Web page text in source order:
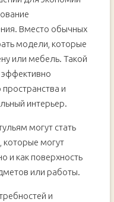
Вместо обычных
модели, которые
или мебель. Такой
и
интерьер.
могут стать
которые могут
и как поверхность
или работы.
и